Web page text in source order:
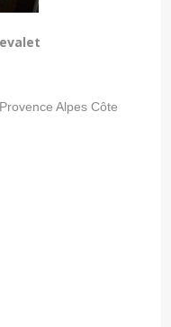
Alpes Côte